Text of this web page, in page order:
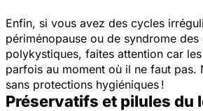
Enfin, si vous avez des cycles
périménopause ou de syndrome des
polykystiques, faites attention car
parfois au moment où il ne faut pas.
sans protections hygiéniques !
Préservatifs et pilules du